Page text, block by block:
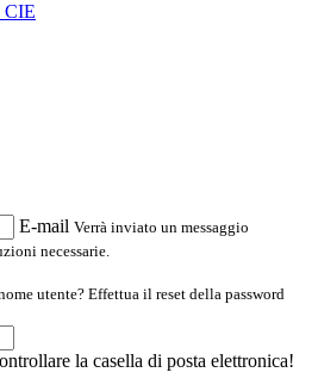
CIE
E-mail Verrà inviato un messaggio
necessarie.
utente? Effettua il reset della password
la casella di posta elettronica!